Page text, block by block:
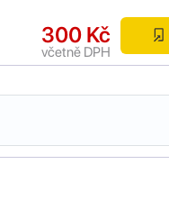
300 Kč
včetně DPH